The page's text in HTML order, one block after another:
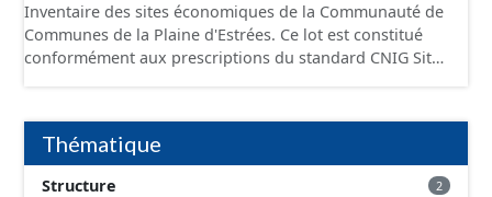
delà des prescriptions du CNIG se limitant aux SCI.
Inventaire des sites économiques de la Communauté de
Communes de la Plaine d'Estrées. Ce lot est constitué
conformément aux prescriptions du standard CNIG Sites
Thématique
Structure 2